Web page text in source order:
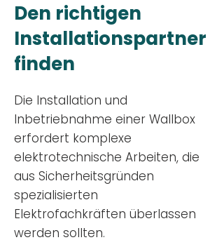
Den richtigen
Installationspartner
finden
Die Installation und
Inbetriebnahme einer Wallbox
erfordert komplexe
elektrotechnische Arbeiten, die
aus Sicherheitsgründen
spezialisierten
Elektrofachkräften überlassen
werden sollten.